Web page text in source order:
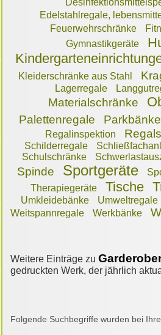
Edelstahlregale,
Feuerwehrschränke
Gymnastikgeräte
Kleiderschränke aus Stahl
Lagerregale
Materialschränke
Palettenregale Parkbänke
Regalinspektion
Schilderregale
Schulschränke
Spinde Sportgeräte
Therapiegeräte
Tische
Umkleidebänke
Umweltregale
Weitspannregale
Werkbänke
Weitere Einträge zu
gedruckten Werk, der jährlich
Folgende Suchbegriffe wurden bei